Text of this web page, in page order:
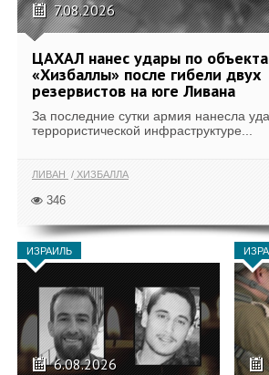
7.08.2026
ЦАХАЛ нанес удары по
«Хизбаллы» после гибели двух
резервистов на юге Ливана
За последние сутки армия нанесла
террористической инфраструктуре...
ЛИВАН ХИЗБАЛЛА
346
ИЗРАИЛЬ
6.08.2026